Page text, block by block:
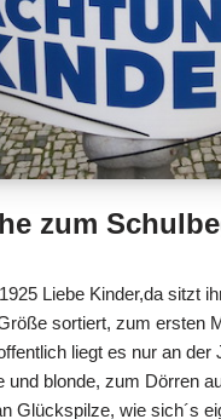
zum
Liebe Kinder,da sitzt
sortiert, zum ersten
liegt es nur an der
und blonde, zum Dörren
Glückspilze, wie sich´s